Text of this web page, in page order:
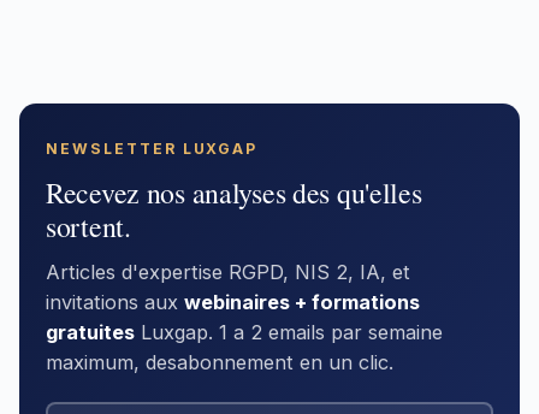
NEWSLETTER LUXGAP
Recevez nos analyses des qu'elles
sortent.
Articles d'expertise RGPD, NIS 2, IA, et
invitations aux webinaires + formations
gratuites Luxgap. 1 a 2 emails par semaine
maximum, desabonnement en un clic.